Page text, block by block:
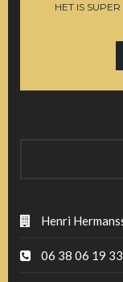
HET IS
Henri
06 38 06 19 33